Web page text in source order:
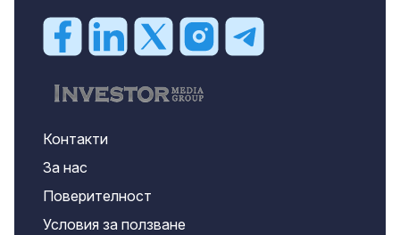
Контакти
За нас
Поверителност
Условия за ползване